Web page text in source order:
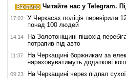
Читайте нас у Telegram.
17:02
У Черкасах поліція перевірила
понад 100 людей
14:14
На Золотоніщині пішохід
потрапив під авто
11:37
На Черкащині боржникам за
нараховуватимуть додаткові
09:23 На Черкащині через підпал